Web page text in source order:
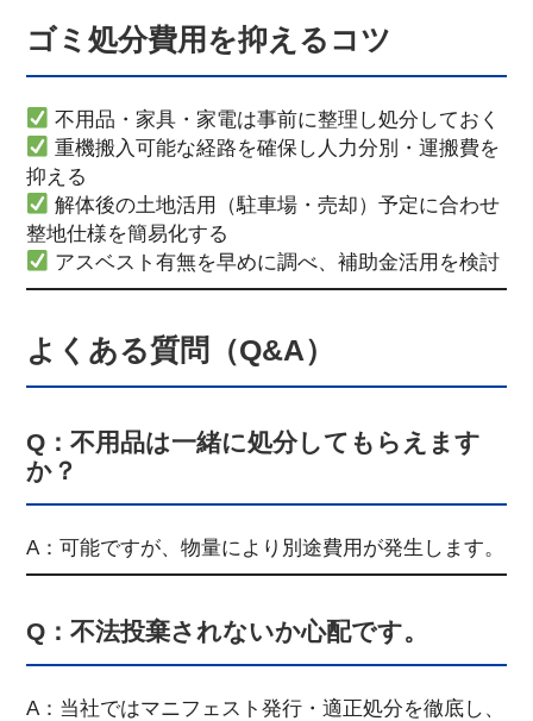
ゴミ処分費用を抑えるコツ
不用品・家具・家電は事前に整理し処分しておく
重機搬入可能な経路を確保し人力分別・運搬費を
抑える
解体後の土地活用（駐車場・売却）予定に合わせ
整地仕様を簡易化する
アスベスト有無を早めに調べ、補助金活用を検討
よくある質問（Q&A）
Q：不用品は一緒に処分してもらえます
か？
A：可能ですが、物量により別途費用が発生します。
Q：不法投棄されないか心配です。
A：当社ではマニフェスト発行・適正処分を徹底し、